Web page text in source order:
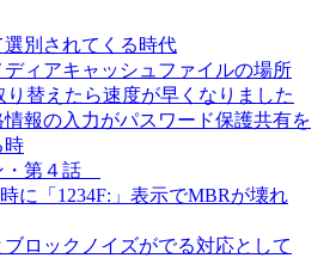
別されてくる時代
ィアキャッシュファイルの場所
替えたら速度が早くなりました
報の入力がパスワード保護共有を
時
・第４話
に「1234F:」表示でMBRが壊れ
ロックノイズがでる対応として